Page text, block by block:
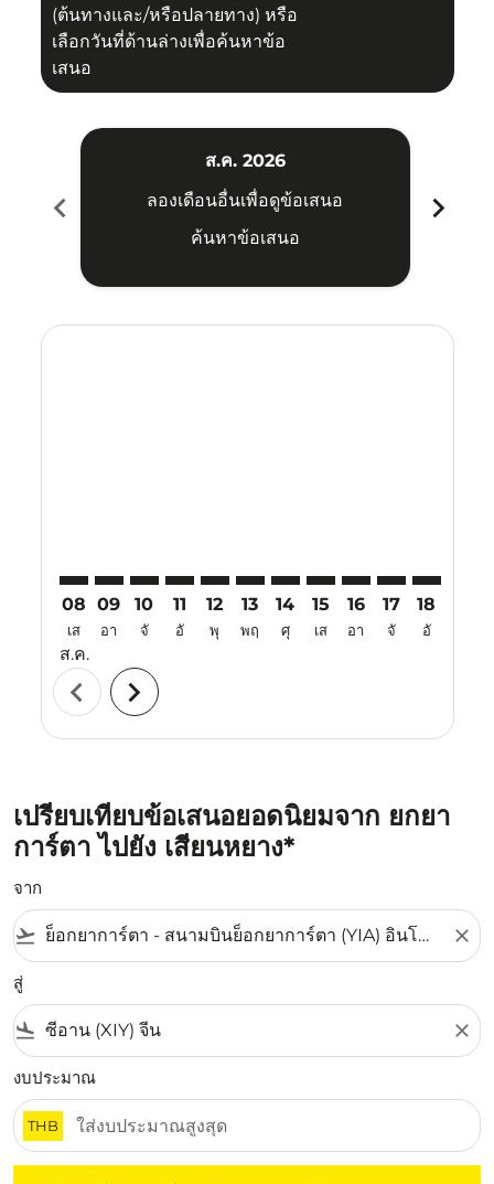
(ต้นทางและ/หรือปลายทาง) หรือ
เลือกวันที่ด้านล่างเพื่อค้นหาข้อ
เสนอ
chevron_left
ส.ค. 2026
ลองเดือนอื่นเพื่อดูข้อเสนอ
ค้นหาข้อเสนอ
chevron_right
08
เส
ส.ค.
09
อา
10
จั
11
อั
12
พุ
13
พฤ
14
ศุ
15
เส
16
อา
17
จั
18
อั
chevron_left chevron_right
เปรียบเทียบข้อเสนอยอดนิยมจาก ยกยา
การ์ตา ไปยัง เสียนหยาง*
จาก
flight_takeoff close
สู่
flight_land close
งบประมาณ
THB